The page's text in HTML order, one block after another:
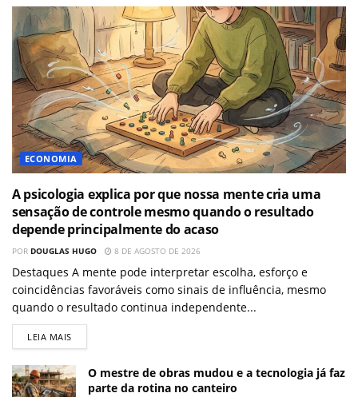
ECONOMIA
A psicologia explica por que nossa mente cria uma
sensação de controle mesmo quando o resultado
depende principalmente do acaso
POR DOUGLAS HUGO 8 DE AGOSTO DE 2026
Destaques A mente pode interpretar escolha, esforço e
coincidências favoráveis como sinais de influência, mesmo
quando o resultado continua independente...
LEIA MAIS
O mestre de obras mudou e a tecnologia já faz
parte da rotina no canteiro